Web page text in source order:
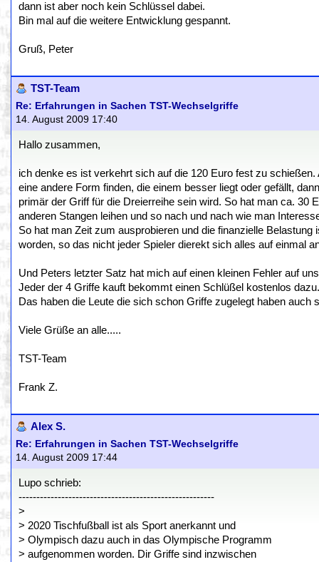
dann ist aber noch kein Schlüssel dabei.
Bin mal auf die weitere Entwicklung gespannt.
Gruß, Peter
TST-Team
Re: Erfahrungen in Sachen TST-Wechselgriffe
14. August 2009 17:40
Hallo zusammen,
ich denke es ist verkehrt sich auf die 120 Euro fest zu
eine andere Form finden, die einem besser liegt oder gefällt,
primär der Griff für die Dreierreihe sein wird. So hat man ca. 30
anderen Stangen leihen und so nach und nach wie man
So hat man Zeit zum ausprobieren und die finanzielle
worden, so das nicht jeder Spieler dierekt sich alles auf einmal
Und Peters letzter Satz hat mich auf einen kleinen Fehler auf
Jeder der 4 Griffe kauft bekommt einen Schlüßel kostenlos
Das haben die Leute die sich schon Griffe zugelegt haben auch
Viele Grüße an alle.....
TST-Team
Frank Z.
Alex S.
Re: Erfahrungen in Sachen TST-Wechselgriffe
14. August 2009 17:44
Lupo schrieb:
-------------------------------------------------------
>
> 2020 Tischfußball ist als Sport anerkannt und
> Olympisch dazu auch in das Olympische Programm
> aufgenommen worden. Dir Griffe sind inzwischen